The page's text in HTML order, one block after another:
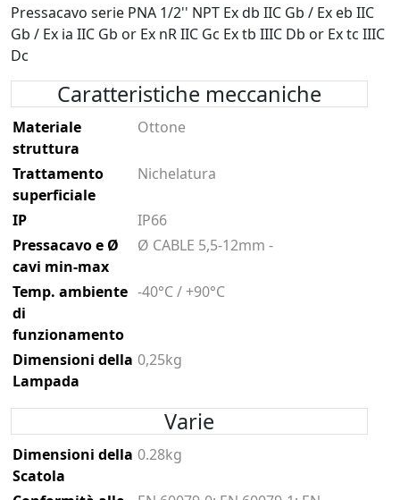
Pressacavo serie PNA 1/2'' NPT Ex db IIC Gb / Ex eb IIC
Gb / Ex ia IIC Gb or Ex nR IIC Gc Ex tb IIIC Db or Ex tc IIIC
Dc
Caratteristiche meccaniche
Materiale
struttura
Ottone
Trattamento
superficiale
Nichelatura
IP
IP66
Pressacavo e Ø
cavi min-max
Ø CABLE 5,5-12mm -
Temp. ambiente
di
funzionamento
-40°C / +90°C
Dimensioni della
Lampada
0,25kg
Varie
Dimensioni della
Scatola
0.28kg